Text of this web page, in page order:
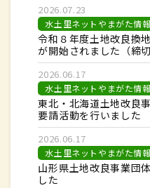
2026.07.23
水土里ネットやまがた情報
令和８年度土地改良換
が開始されました（締
2026.06.17
水土里ネットやまがた情報
東北・北海道土地改良
要請活動を行いました
2026.06.17
水土里ネットやまがた情報
山形県土地改良事業団
した